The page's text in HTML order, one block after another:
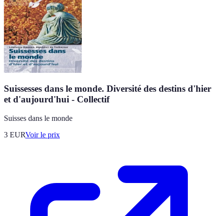
Suissesses dans le monde. Diversité des destins d'hier
et d'aujourd'hui - Collectif
Suisses dans le monde
3 EURVoir le prix